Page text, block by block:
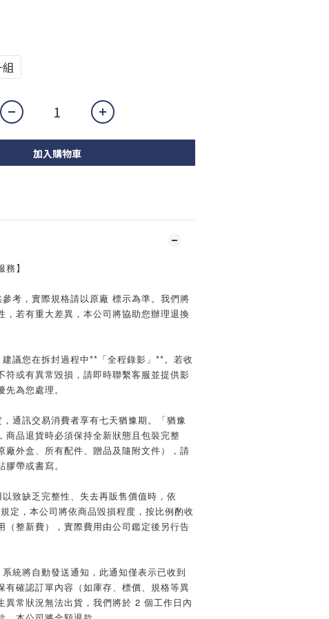
加入購物車
】
考，實際規格請以原廠 標示為準。我們將
，若有重大差異，本公司將協助您辦理退換
議您在拆封過程中**「全程錄影」**。若收
符或有異常毀損，請即時聯繫客服並提供影
為您處理。
通訊交易消費者享有七天猶豫期。「猶豫
商品退貨時必須保持全新狀態且包裝完整
廠外盒、所有配件、贈品及隨附文件），請
帶或書寫。
致缺乏完整性、失去再販售價值時，依
定，本公司將依商品毀損程度，按比例酌收
（整新費），實際費用由公司鑑定後另行告
統將自動發送通知，此通知僅表示已收到
有確認訂單內容（如庫存、標價、規格等異
異常狀況無法出貨，我們將於 2 個工作日內